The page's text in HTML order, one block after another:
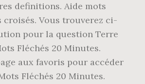
definitions. Aide mots
croisés. Vous trouverez ci-
pour la question Terre
Fléchés 20 Minutes.
aux favoris pour accéder
Fléchés 20 Minutes.